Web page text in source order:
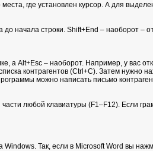
где установлен курсор. А для
начала строки. Shift+End – наоборот –
а Alt+Esc – наоборот. Например, у вас
контрагентов (Ctrl+C). Затем нужно
можно написать письмо
любой клавиатуры (F1–F12). Если
Так, если в Microsoft Word вы